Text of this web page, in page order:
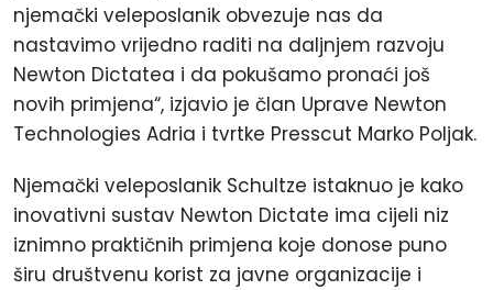
njemački veleposlanik obvezuje nas da
nastavimo vrijedno raditi na daljnjem razvoju
Newton Dictatea i da pokušamo pronaći još
novih primjena“, izjavio je član Uprave Newton
Technologies Adria i tvrtke Presscut Marko Poljak.
Njemački veleposlanik Schultze istaknuo je kako
inovativni sustav Newton Dictate ima cijeli niz
iznimno praktičnih primjena koje donose puno
širu društvenu korist za javne organizacije i